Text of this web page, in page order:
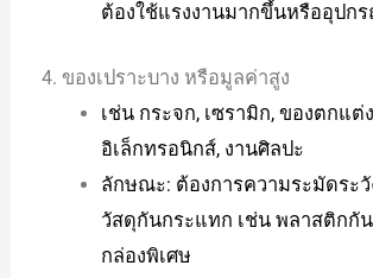
ต้องใช้แรงงานมากขึ้นหรืออุปก
4. ของเปราะบาง หรือมูลค่าสูง
เช่น กระจก, เซรามิก, ของตกแต่
อิเล็กทรอนิกส์, งานศิลปะ
ลักษณะ: ต้องการความระมัดระวั
วัสดุกันกระแทก เช่น พลาสติกกั
กล่องพิเศษ